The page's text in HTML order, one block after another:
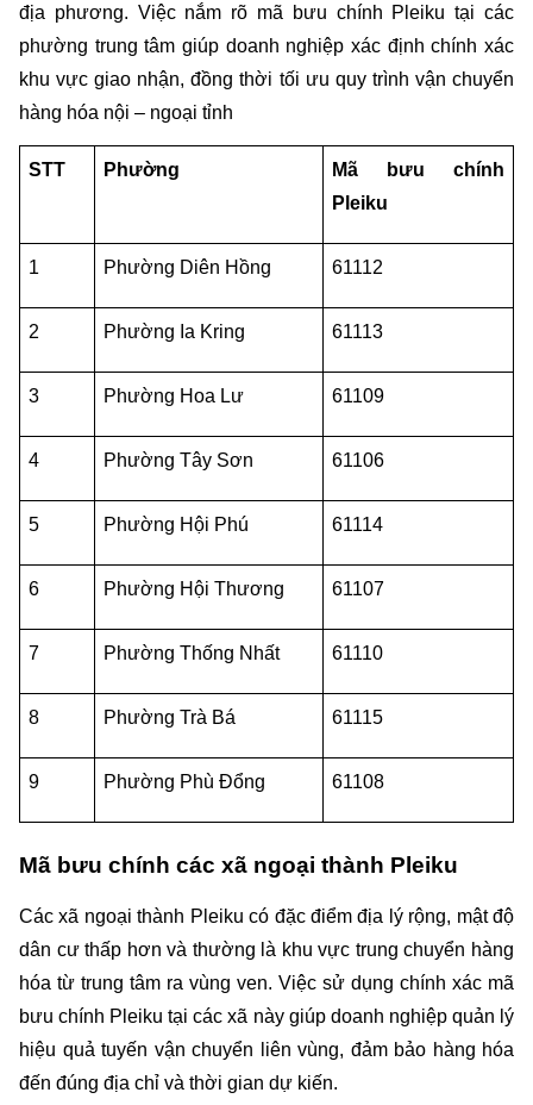
địa phương. Việc nắm rõ mã bưu chính Pleiku tại các
phường trung tâm giúp doanh nghiệp xác định chính xác
khu vực giao nhận, đồng thời tối ưu quy trình vận chuyển
hàng hóa nội – ngoại tỉnh
STT Phường
Mã bưu chính
Pleiku
1 Phường Diên Hồng 61112
2 Phường Ia Kring 61113
3 Phường Hoa Lư 61109
4 Phường Tây Sơn 61106
5 Phường Hội Phú 61114
6 Phường Hội Thương 61107
7 Phường Thống Nhất 61110
8 Phường Trà Bá 61115
9 Phường Phù Đổng 61108
Mã bưu chính các xã ngoại thành Pleiku
Các xã ngoại thành Pleiku có đặc điểm địa lý rộng, mật độ
dân cư thấp hơn và thường là khu vực trung chuyển hàng
hóa từ trung tâm ra vùng ven. Việc sử dụng chính xác mã
bưu chính Pleiku tại các xã này giúp doanh nghiệp quản lý
hiệu quả tuyến vận chuyển liên vùng, đảm bảo hàng hóa
đến đúng địa chỉ và thời gian dự kiến.